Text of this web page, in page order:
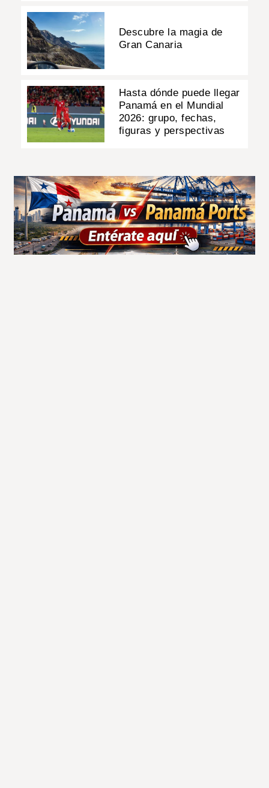
Descubre la magia de
Gran Canaria
Hasta dónde puede llegar
Panamá en el Mundial
2026: grupo, fechas,
figuras y perspectivas